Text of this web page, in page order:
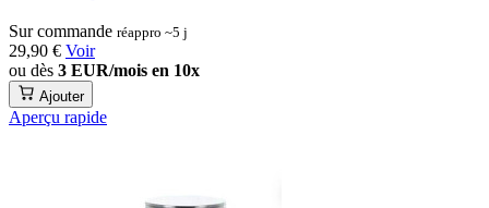
Sur commande réappro ~5 j
29,90 € Voir
ou dès 3 EUR/mois en 10x
Ajouter
Aperçu rapide